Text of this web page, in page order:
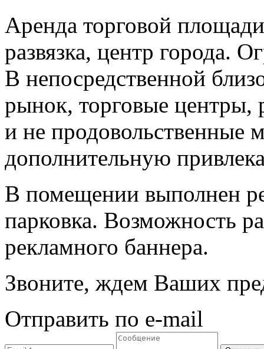
Аренда торговой
развязка, центр города.
В непосредственной
рынок, торговые центры,
и не продовольственные
дополнительную
В помещении выполнен
парковка. Возможность
рекламного баннера.
Звоните, ждем Ваших
Отправить по e-mail